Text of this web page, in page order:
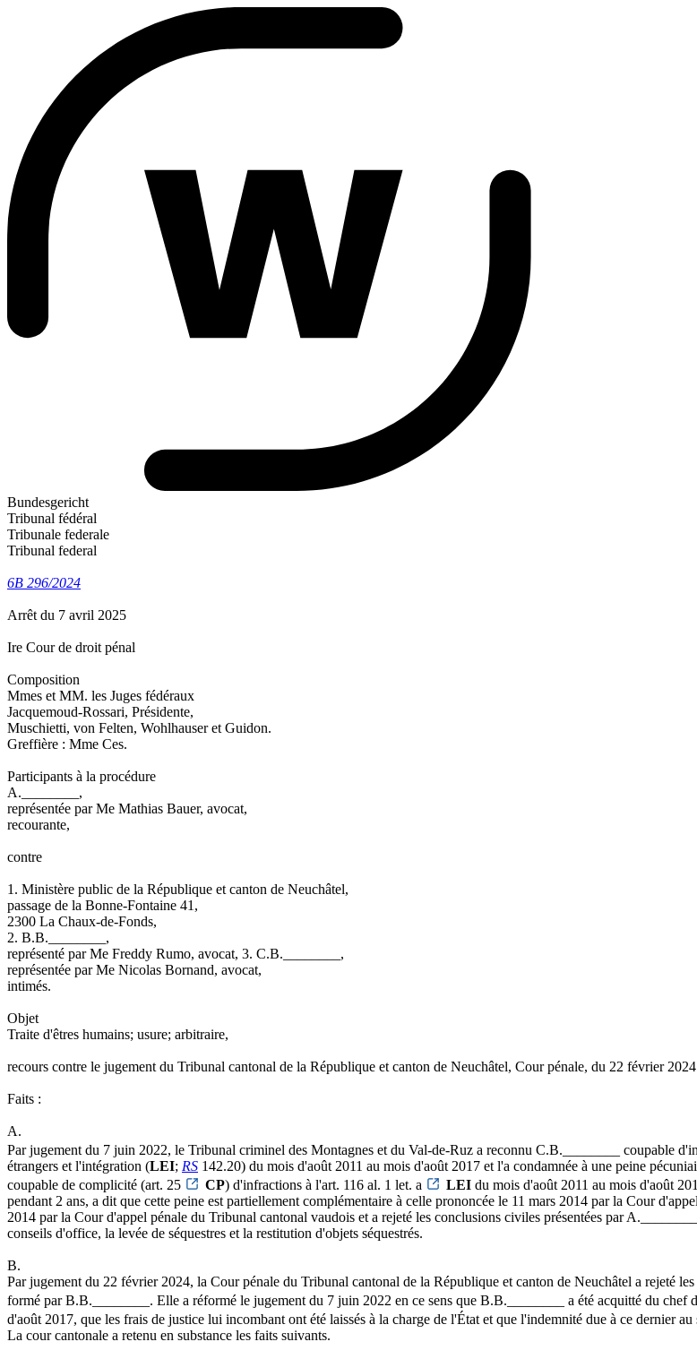
Bundesgericht
Tribunal fédéral
Tribunale federale
Tribunal federal
6B 296/2024
Arrêt du 7 avril 2025
Ire Cour de droit pénal
Composition
Mmes et MM. les Juges fédéraux
Jacquemoud-Rossari, Présidente,
Muschietti, von Felten, Wohlhauser et Guidon.
Greffière : Mme Ces.
Participants à la procédure
A.________,
représentée par Me Mathias Bauer, avocat,
recourante,
contre
1. Ministère public de la République et canton de Neuchâtel,
passage de la Bonne-Fontaine 41,
2300 La Chaux-de-Fonds,
2. B.B.________,
représenté par Me Freddy Rumo, avocat, 3. C.B.________,
représentée par Me Nicolas Bornand, avocat,
intimés.
Objet
Traite d'êtres humains; usure; arbitraire,
recours contre le jugement du Tribunal cantonal de la République et canton de Neuchâtel, Cour pénale, du 22 février
Faits :
A.
Par jugement du 7 juin 2022, le Tribunal criminel des Montagnes et du Val-de-Ruz a reconnu C.B.________ coupable
étrangers et l'intégration (LEI; RS 142.20) du mois d'août 2011 au mois d'août 2017 et l'a condamnée à une peine
coupable de complicité (art. 25
CP) d'infractions à l'art. 116 al. 1 let. a LEI du mois d'août 2011 au mois d'août
pendant 2 ans, a dit que cette peine est partiellement complémentaire à celle prononcée le 11 mars 2014 par la Cour
2014 par la Cour d'appel pénale du Tribunal cantonal vaudois et a rejeté les conclusions civiles présentées par
conseils d'office, la levée de séquestres et la restitution d'objets séquestrés.
B.
Par jugement du 22 février 2024, la Cour pénale du Tribunal cantonal de la République et canton de Neuchâtel a rejeté
formé par B.B.________. Elle a réformé le jugement du 7 juin 2022 en ce sens que B.B.________ a été acquitté du chef
d'août 2017, que les frais de justice lui incombant ont été laissés à la charge de l'État et que l'indemnité due à ce dernier
La cour cantonale a retenu en substance les faits suivants.